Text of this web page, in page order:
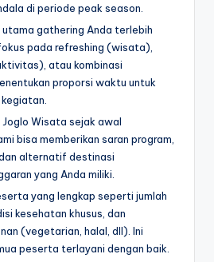
di periode peak season.
utama gathering Anda terlebih
pada refreshing (wisata),
atau kombinasi
proporsi waktu untuk
Wisata sejak awal
bisa memberikan saran program,
alternatif destinasi
yang Anda miliki.
yang lengkap seperti jumlah
kesehatan khusus, dan
(vegetarian, halal, dll). Ini
peserta terlayani dengan baik.